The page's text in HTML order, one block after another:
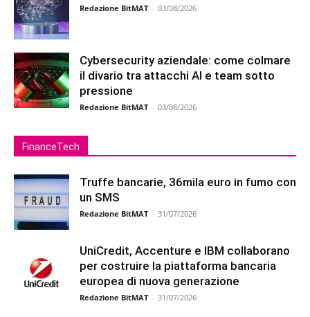
Redazione BitMAT - 03/08/2026
Cybersecurity aziendale: come colmare
il divario tra attacchi AI e team sotto
pressione
Redazione BitMAT - 03/08/2026
FinanceTech
Truffe bancarie, 36mila euro in fumo con
un SMS
Redazione BitMAT - 31/07/2026
UniCredit, Accenture e IBM collaborano
per costruire la piattaforma bancaria
europea di nuova generazione
Redazione BitMAT - 31/07/2026